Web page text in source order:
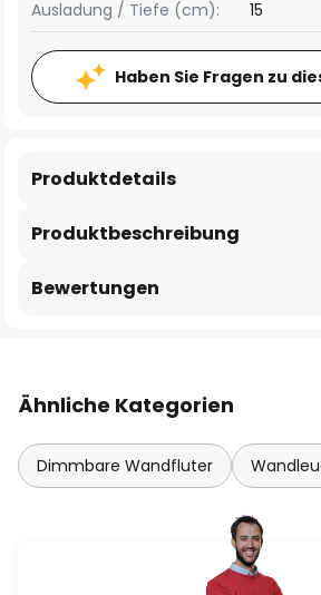
Ausladung / Tiefe (cm): 15
Haben Sie Fragen zu
Produktbeschreibung
Produktdetails
Bewertungen
Ähnliche Kategorien
Dimmbare Wandfluter